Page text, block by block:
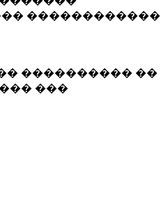
������������
���������� ��
���